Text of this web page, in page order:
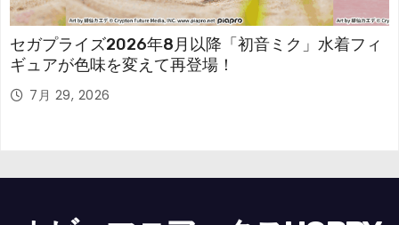
セガプライズ2026年8月以降「初音ミク」水着フィ
ギュアが色味を変えて再登場！
7月 29, 2026